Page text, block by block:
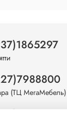
(ТЦ МегаМебель)